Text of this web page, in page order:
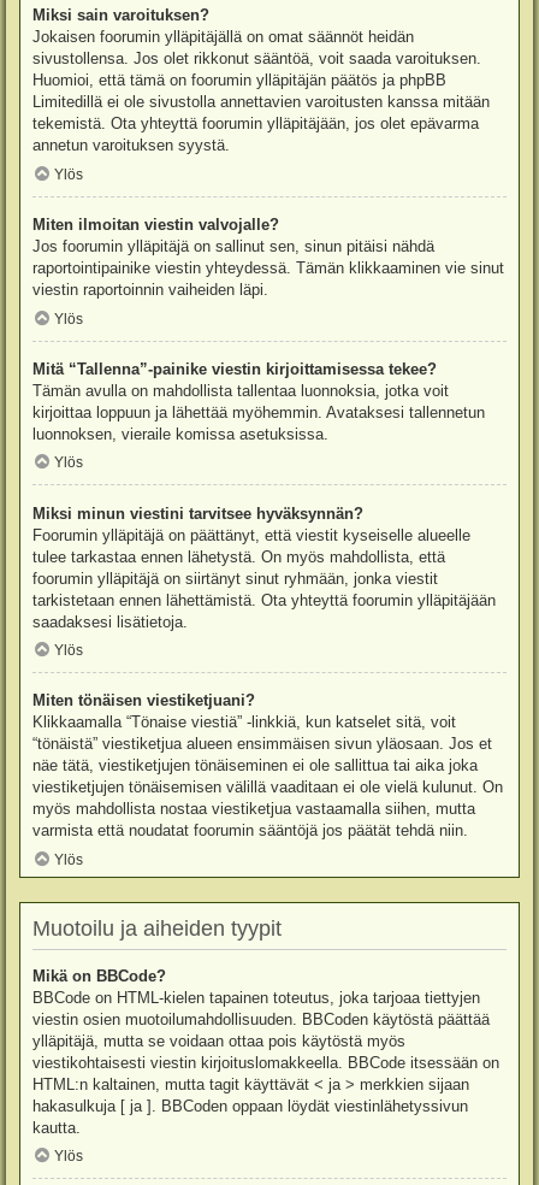
Miksi sain varoituksen?
Jokaisen foorumin ylläpitäjällä on omat säännöt heidän
sivustollensa. Jos olet rikkonut sääntöä, voit saada varoituksen.
Huomioi, että tämä on foorumin ylläpitäjän päätös ja phpBB
Limitedillä ei ole sivustolla annettavien varoitusten kanssa mitään
tekemistä. Ota yhteyttä foorumin ylläpitäjään, jos olet epävarma
annetun varoituksen syystä.
Ylös
Miten ilmoitan viestin valvojalle?
Jos foorumin ylläpitäjä on sallinut sen, sinun pitäisi nähdä
raportointipainike viestin yhteydessä. Tämän klikkaaminen vie sinut
viestin raportoinnin vaiheiden läpi.
Ylös
Mitä “Tallenna”-painike viestin kirjoittamisessa tekee?
Tämän avulla on mahdollista tallentaa luonnoksia, jotka voit
kirjoittaa loppuun ja lähettää myöhemmin. Avataksesi tallennetun
luonnoksen, vieraile komissa asetuksissa.
Ylös
Miksi minun viestini tarvitsee hyväksynnän?
Foorumin ylläpitäjä on päättänyt, että viestit kyseiselle alueelle
tulee tarkastaa ennen lähetystä. On myös mahdollista, että
foorumin ylläpitäjä on siirtänyt sinut ryhmään, jonka viestit
tarkistetaan ennen lähettämistä. Ota yhteyttä foorumin ylläpitäjään
saadaksesi lisätietoja.
Ylös
Miten tönäisen viestiketjuani?
Klikkaamalla “Tönaise viestiä” -linkkiä, kun katselet sitä, voit
“tönäistä” viestiketjua alueen ensimmäisen sivun yläosaan. Jos et
näe tätä, viestiketjujen tönäiseminen ei ole sallittua tai aika joka
viestiketjujen tönäisemisen välillä vaaditaan ei ole vielä kulunut. On
myös mahdollista nostaa viestiketjua vastaamalla siihen, mutta
varmista että noudatat foorumin sääntöjä jos päätät tehdä niin.
Ylös
Muotoilu ja aiheiden tyypit
Mikä on BBCode?
BBCode on HTML-kielen tapainen toteutus, joka tarjoaa tiettyjen
viestin osien muotoilumahdollisuuden. BBCoden käytöstä päättää
ylläpitäjä, mutta se voidaan ottaa pois käytöstä myös
viestikohtaisesti viestin kirjoituslomakkeella. BBCode itsessään on
HTML:n kaltainen, mutta tagit käyttävät < ja > merkkien sijaan
hakasulkuja [ ja ]. BBCoden oppaan löydät viestinlähetyssivun
kautta.
Ylös